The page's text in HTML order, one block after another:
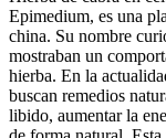
Epimedium, es una
china. Su nombre
mostraban un
hierba. En la
buscan remedios
libido, aumentar la